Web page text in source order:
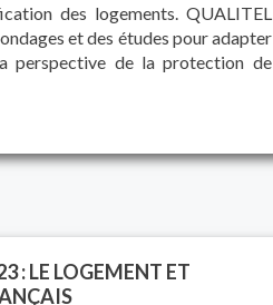
des logements. QUALITEL
et des études pour adapter
perspective de la protection de
: LE LOGEMENT ET